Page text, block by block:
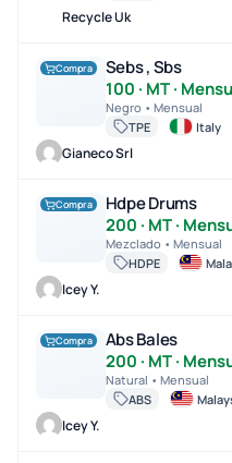
Recycle Uk
Sebs , Sbs
Compra
Sebs , Sbs
100 · MT ·
Negro • Mensual
TPE
Italy
Gianeco Srl
Hdpe Drums
Compra
Hdpe Drums
200 · MT ·
Mezclado • Mensual
HDPE
Icey Y.
Abs Bales
Compra
Abs Bales
200 · MT ·
Natural • Mensual
ABS
Icey Y.